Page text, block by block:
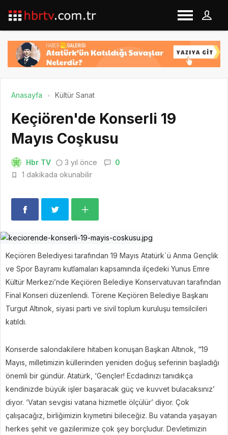
Anasayfa Kültür Sanat
Keçiören'de Konserli 19
Mayıs Coşkusu
Hbr TV 3 yıl önce
0
1 dakikada okunabilir
Keçiören Belediyesi tarafından 19 Mayıs Atatürk`ü Anma Gençlik
ve Spor Bayramı kutlamaları kapsamında ilçedeki Yunus Emre
Kültür Merkezi’nde Keçiören Belediye Konservatuvarı tarafından
Final Konseri düzenlendi. Törene Keçiören Belediye Başkanı
Turgut Altınok, siyasi parti ve sivil toplum kuruluşu temsilcileri
katıldı.
Konserde salondakilere hitaben konuşan Başkan Altınok, “19
Mayıs, milletimizin küllerinden yeniden doğuş seferinin başladığı
önemli bir gündür. Atatürk, ‘Gençler! Ecdadınızı tanıdıkça
kendinizde büyük işler başaracak güç ve kuvvet bulacaksınız’
diyor. ‘Vatan sevgisi vatana hizmetle ölçülür’ diyor. Çok
çalışacağız, birliğimizin kıymetini bileceğiz. Bu vatanda yaşayan
herkes şehit ve gazilerimize çok şey borçludur. Devletimizin